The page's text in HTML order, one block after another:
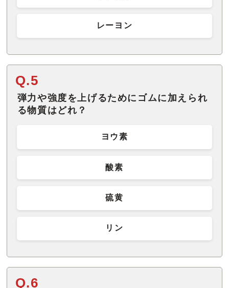
レーヨン
Q.5
弾力や強度を上げるためにゴムに加えられ
る物質はどれ？
ヨウ素
酸素
硫黄
リン
Q.6